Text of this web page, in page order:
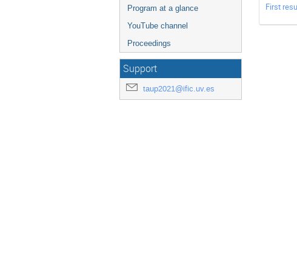
Program at a glance
YouTube channel
Proceedings
Support
taup2021@ific.uv.es
First